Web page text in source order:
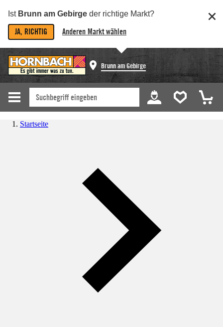
Ist Brunn am Gebirge der richtige Markt?
JA, RICHTIG Anderen Markt wählen
Brunn am Gebirge
Startseite